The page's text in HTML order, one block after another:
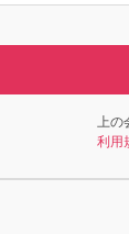
上
利用